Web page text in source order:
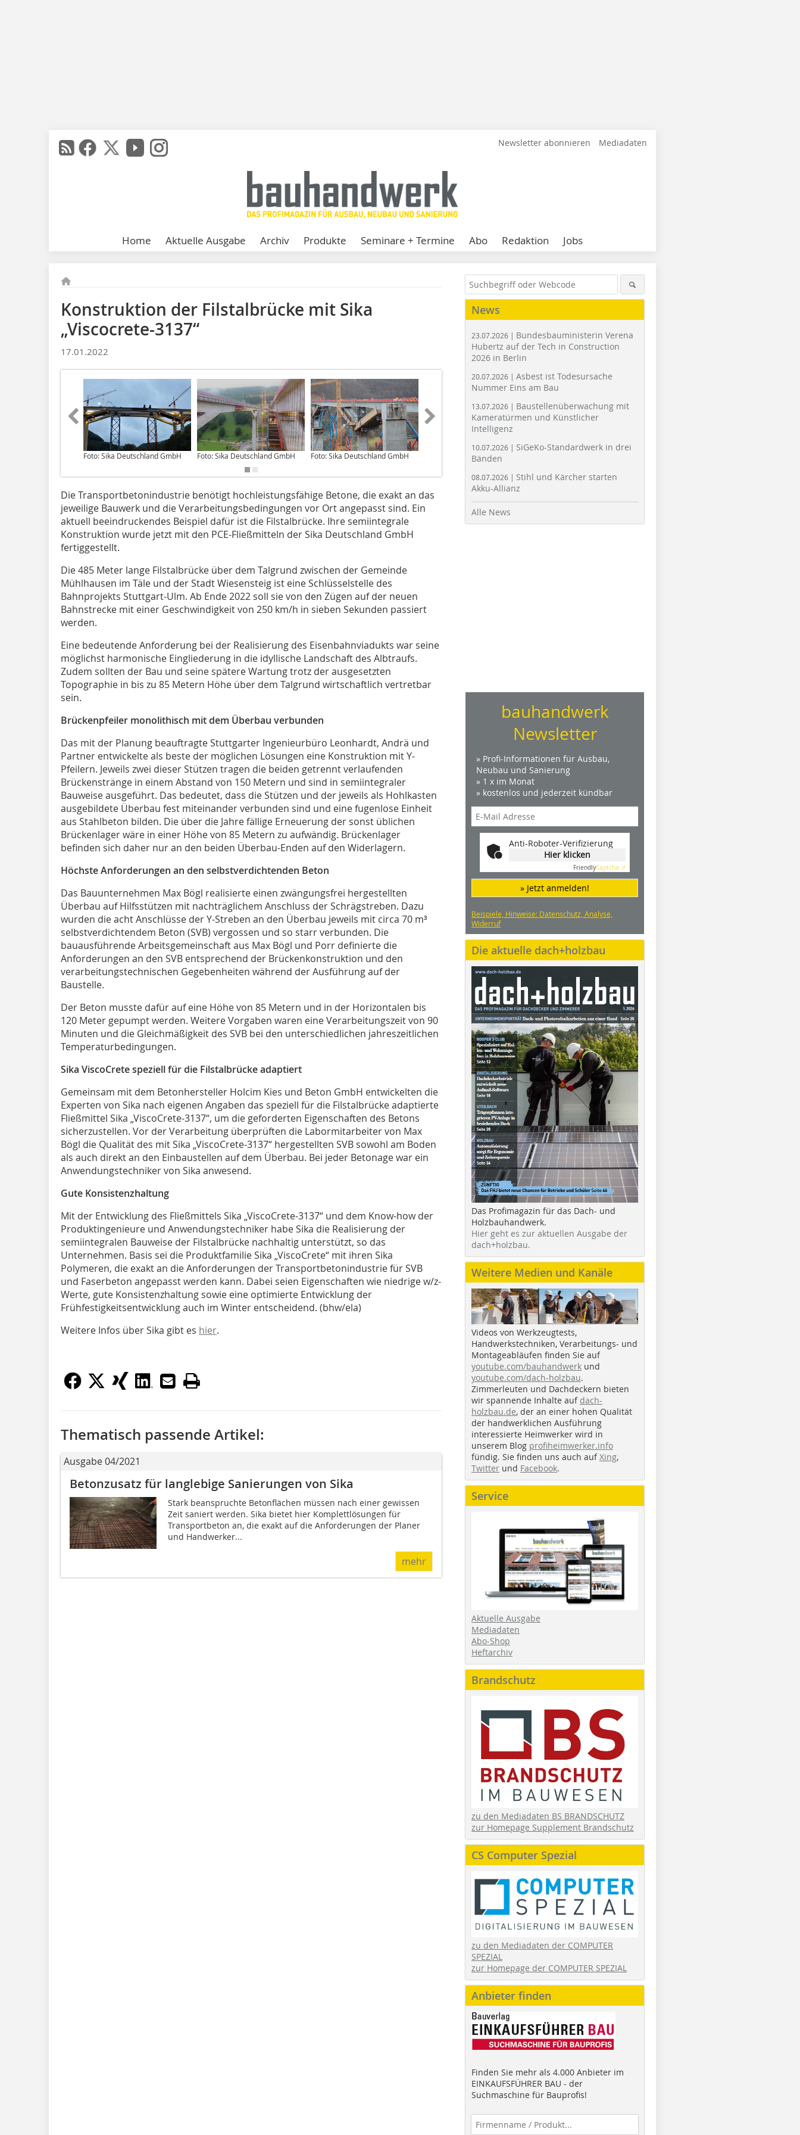
Newsletter abonnieren Mediadaten
Home Aktuelle Ausgabe Archiv Produkte Seminare + Termine Abo Redaktion Jobs
Konstruktion der Filstalbrücke mit Sika
„Viscocrete-3137“
17.01.2022
Foto: Sika Deutschland GmbH Foto: Sika Deutschland GmbH Foto: Sika Deutschland GmbH Foto: Sika Deutschland GmbH
Die Transportbetonindustrie benötigt hochleistungsfähige Betone, die exakt an das
jeweilige Bauwerk und die Verarbeitungsbedingungen vor Ort angepasst sind. Ein
aktuell beeindruckendes Beispiel dafür ist die Filstalbrücke. Ihre semiintegrale
Konstruktion wurde jetzt mit den PCE-Fließmitteln der Sika Deutschland GmbH
fertiggestellt.
Die 485 Meter lange Filstalbrücke über dem Talgrund zwischen der Gemeinde
Mühlhausen im Täle und der Stadt Wiesensteig ist eine Schlüsselstelle des
Bahnprojekts Stuttgart-Ulm. Ab Ende 2022 soll sie von den Zügen auf der neuen
Bahnstrecke mit einer Geschwindigkeit von 250 km/h in sieben Sekunden passiert
werden.
Eine bedeutende Anforderung bei der Realisierung des Eisenbahnviadukts war seine
möglichst harmonische Eingliederung in die idyllische Landschaft des Albtraufs.
Zudem sollten der Bau und seine spätere Wartung trotz der ausgesetzten
Topographie in bis zu 85 Metern Höhe über dem Talgrund wirtschaftlich vertretbar
sein.
Brückenpfeiler monolithisch mit dem Überbau verbunden
Das mit der Planung beauftragte Stuttgarter Ingenieurbüro Leonhardt, Andrä und
Partner entwickelte als beste der möglichen Lösungen eine Konstruktion mit Y-
Pfeilern. Jeweils zwei dieser Stützen tragen die beiden getrennt verlaufenden
Brückenstränge in einem Abstand von 150 Metern und sind in semiintegraler
Bauweise ausgeführt. Das bedeutet, dass die Stützen und der jeweils als Hohlkasten
ausgebildete Überbau fest miteinander verbunden sind und eine fugenlose Einheit
aus Stahlbeton bilden. Die über die Jahre fällige Erneuerung der sonst üblichen
Brückenlager wäre in einer Höhe von 85 Metern zu aufwändig. Brückenlager
befinden sich daher nur an den beiden Überbau-Enden auf den Widerlagern.
Höchste Anforderungen an den selbstverdichtenden Beton
Das Bauunternehmen Max Bögl realisierte einen zwängungsfrei hergestellten
Überbau auf Hilfsstützen mit nachträglichem Anschluss der Schrägstreben. Dazu
wurden die acht Anschlüsse der Y-Streben an den Überbau jeweils mit circa 70 m³
selbstverdichtendem Beton (SVB) vergossen und so starr verbunden. Die
bauausführende Arbeitsgemeinschaft aus Max Bögl und Porr definierte die
Anforderungen an den SVB entsprechend der Brückenkonstruktion und den
verarbeitungstechnischen Gegebenheiten während der Ausführung auf der
Baustelle.
Der Beton musste dafür auf eine Höhe von 85 Metern und in der Horizontalen bis
120 Meter gepumpt werden. Weitere Vorgaben waren eine Verarbeitungszeit von 90
Minuten und die Gleichmäßigkeit des SVB bei den unterschiedlichen jahreszeitlichen
Temperaturbedingungen.
Sika ViscoCrete speziell für die Filstalbrücke adaptiert
Gemeinsam mit dem Betonhersteller Holcim Kies und Beton GmbH entwickelten die
Experten von Sika nach eigenen Angaben das speziell für die Filstalbrücke adaptierte
Fließmittel Sika „ViscoCrete-3137“, um die geforderten Eigenschaften des Betons
sicherzustellen. Vor der Verarbeitung überprüften die Labormitarbeiter von Max
Bögl die Qualität des mit Sika „ViscoCrete-3137“ hergestellten SVB sowohl am Boden
als auch direkt an den Einbaustellen auf dem Überbau. Bei jeder Betonage war ein
Anwendungstechniker von Sika anwesend.
Gute Konsistenzhaltung
Mit der Entwicklung des Fließmittels Sika „ViscoCrete-3137“ und dem Know-how der
Produktingenieure und Anwendungstechniker habe Sika die Realisierung der
semiintegralen Bauweise der Filstalbrücke nachhaltig unterstützt, so das
Unternehmen. Basis sei die Produktfamilie Sika „ViscoCrete“ mit ihren Sika
Polymeren, die exakt an die Anforderungen der Transportbetonindustrie für SVB
und Faserbeton angepasst werden kann. Dabei seien Eigenschaften wie niedrige w/z-
Werte, gute Konsistenzhaltung sowie eine optimierte Entwicklung der
Frühfestigkeitsentwicklung auch im Winter entscheidend. (bhw/ela)
Weitere Infos über Sika gibt es hier.
Thematisch passende Artikel:
Ausgabe 04/2021
Betonzusatz für langlebige Sanierungen von Sika
Stark beanspruchte Betonflächen müssen nach einer gewissen
Zeit saniert werden. Sika bietet hier Komplettlösungen für
Transportbeton an, die exakt auf die Anforderungen der Planer
und Handwerker...
mehr
News
23.07.2026 | Bundesbauministerin Verena
Hubertz auf der Tech in Construction
2026 in Berlin
20.07.2026 | Asbest ist Todesursache
Nummer Eins am Bau
13.07.2026 | Baustellenüberwachung mit
Kameratürmen und Künstlicher
Intelligenz
10.07.2026 | SiGeKo-Standardwerk in drei
Bänden
08.07.2026 | Stihl und Kärcher starten
Akku-Allianz
Alle News
bauhandwerk
Newsletter
» Profi-Informationen für Ausbau,
Neubau und Sanierung
» 1 x im Monat
» kostenlos und jederzeit kündbar
Anti-Roboter-Verifizierung
Hier klicken
FriendlyCaptcha ⇗
» Jetzt anmelden!
Beispiele, Hinweise: Datenschutz, Analyse,
Widerruf
Die aktuelle dach+holzbau
Das Profimagazin für das Dach- und
Holzbauhandwerk.
Hier geht es zur aktuellen Ausgabe der
dach+holzbau.
Weitere Medien und Kanäle
Videos von Werkzeugtests,
Handwerkstechniken, Verarbeitungs- und
Montageabläufen finden Sie auf
youtube.com/bauhandwerk und
youtube.com/dach-holzbau.
Zimmerleuten und Dachdeckern bieten
wir spannende Inhalte auf dach-
holzbau.de, der an einer hohen Qualität
der handwerklichen Ausführung
interessierte Heimwerker wird in
unserem Blog profiheimwerker.info
fündig. Sie finden uns auch aufXing,
Twitter und Facebook.
Service
Aktuelle Ausgabe
Mediadaten
Abo-Shop
Heftarchiv
Brandschutz
zu den Mediadaten BS BRANDSCHUTZ
zur Homepage Supplement Brandschutz
CS Computer Spezial
zu den Mediadaten der COMPUTER
SPEZIAL
zur Homepage der COMPUTER SPEZIAL
Anbieter finden
Finden Sie mehr als 4.000 Anbieter im
EINKAUFSFÜHRER BAU - der
Suchmaschine für Bauprofis!